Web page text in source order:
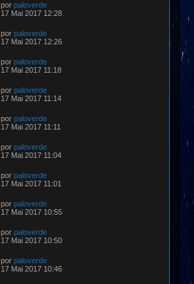
por paloverde
17 Mai 2017 12:28
por paloverde
17 Mai 2017 12:26
por paloverde
17 Mai 2017 11:18
por paloverde
17 Mai 2017 11:14
por paloverde
17 Mai 2017 11:11
por paloverde
17 Mai 2017 11:04
por paloverde
17 Mai 2017 11:01
por paloverde
17 Mai 2017 10:55
por paloverde
17 Mai 2017 10:50
por paloverde
17 Mai 2017 10:46